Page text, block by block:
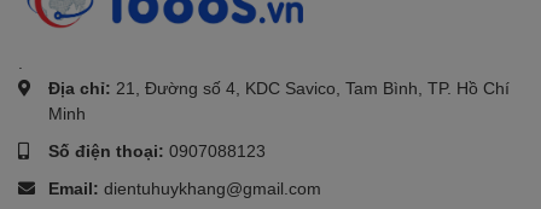
Địa chỉ: 21, Đường số 4, KDC Savico, Tam Bình, TP. Hồ Chí
Minh
Số điện thoại: 0907088123
Email: dientuhuykhang@gmail.com